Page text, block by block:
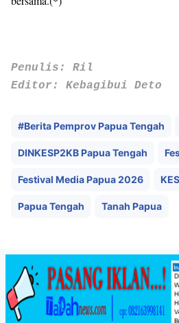
Penulis: Ril
Editor: Kebagibui Deto
#Berita Pemprov Papua Tengah
DINKESP2KB Papua Tengah
Festival Media Papua 2026
Papua Tengah Tanah Papua